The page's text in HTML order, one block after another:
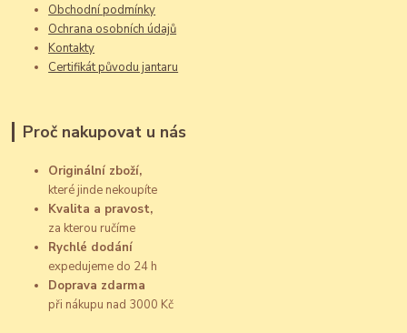
Obchodní podmínky
Ochrana osobních údajů
Kontakty
Certifikát původu jantaru
Proč nakupovat u nás
Originální zboží,
které jinde nekoupíte
Kvalita a pravost,
za kterou ručíme
Rychlé dodání
expedujeme do 24 h
Doprava zdarma
při nákupu nad 3000 Kč